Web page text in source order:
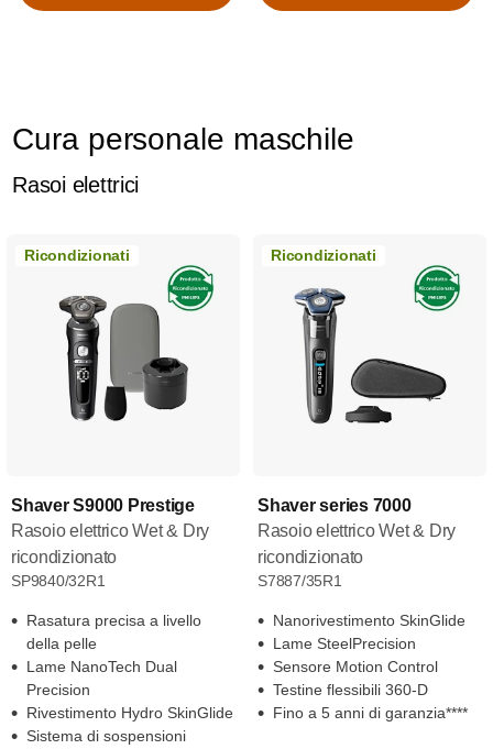
Aggiungi al carrello Aggiungi al carrello
Cura personale maschile
Rasoi elettrici
Ricondizionati
Shaver S9000 Prestige
Rasoio elettrico Wet & Dry
ricondizionato
SP9840/32R1
Rasatura precisa a livello
della pelle
Lame NanoTech Dual
Precision
Rivestimento Hydro SkinGlide
Sistema di sospensioni
Ricondizionati
Shaver series 7000
Rasoio elettrico Wet & Dry
ricondizionato
S7887/35R1
Nanorivestimento SkinGlide
Lame SteelPrecision
Sensore Motion Control
Testine flessibili 360-D
Fino a 5 anni di garanzia****